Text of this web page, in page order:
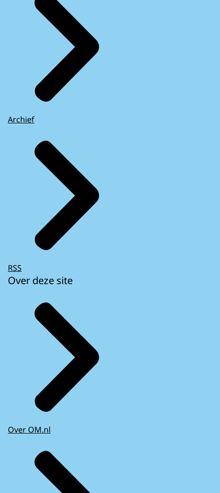
Archief
RSS
Over deze site
Over OM.nl